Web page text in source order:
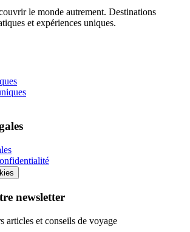
le monde autrement. Destinations
et expériences uniques.
newsletter
articles et conseils de voyage